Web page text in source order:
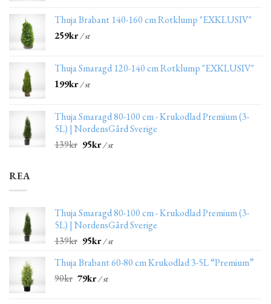
Thuja Brabant 140-160 cm Rotklump "EXKLUSIV"
259kr/ st
Thuja Smaragd 120-140 cm Rotklump "EXKLUSIV"
199kr/ st
Thuja Smaragd 80-100 cm - Krukodlad Premium (3-
5L) | NordensGård Sverige
139kr 95kr/ st
REA
Thuja Smaragd 80-100 cm - Krukodlad Premium (3-
5L) | NordensGård Sverige
139kr 95kr/ st
Thuja Brabant 60-80 cm Krukodlad 3-5L “Premium”
90kr 79kr/ st